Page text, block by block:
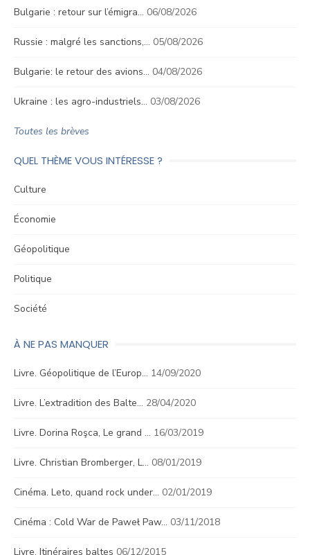
Bulgarie : retour sur l’émigra… 06/08/2026
Russie : malgré les sanctions,… 05/08/2026
Bulgarie: le retour des avions… 04/08/2026
Ukraine : les agro-industriels… 03/08/2026
Toutes les brèves
QUEL THÈME VOUS INTÉRESSE ?
Culture
Économie
Géopolitique
Politique
Société
À NE PAS MANQUER
Livre. Géopolitique de l’Europ… 14/09/2020
Livre. L’extradition des Balte… 28/04/2020
Livre. Dorina Roşca, Le grand … 16/03/2019
Livre. Christian Bromberger, L… 08/01/2019
Cinéma. Leto, quand rock under… 02/01/2019
Cinéma : Cold War de Paweł Paw… 03/11/2018
Livre. Itinéraires baltes 06/12/2015